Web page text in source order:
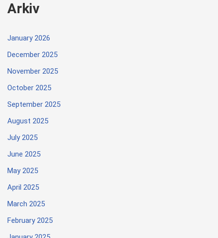
Arkiv
January 2026
December 2025
November 2025
October 2025
September 2025
August 2025
July 2025
June 2025
May 2025
April 2025
March 2025
February 2025